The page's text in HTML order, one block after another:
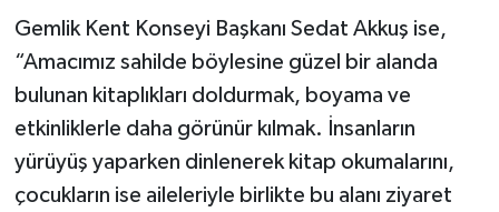
Gemlik Kent Konseyi Başkanı Sedat Akkuş ise,
“Amacımız sahilde böylesine güzel bir alanda
bulunan kitaplıkları doldurmak, boyama ve
etkinliklerle daha görünür kılmak. İnsanların
yürüyüş yaparken dinlenerek kitap okumalarını,
çocukların ise aileleriyle birlikte bu alanı ziyaret